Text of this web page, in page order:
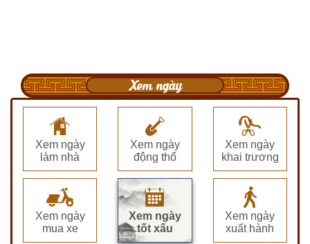
Xem ngày
Xem ngày
làm nhà
Xem ngày
động thổ
Xem ngày
khai trương
Xem ngày
mua xe
Xem ngày
tốt xấu
Xem ngày
xuất hành